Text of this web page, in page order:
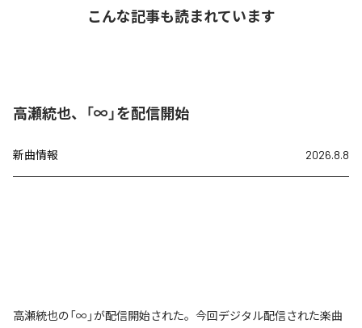
こんな記事も読まれています
高瀬統也、「∞」を配信開始
新曲情報 2026.8.8
高瀬統也の「∞」が配信開始された。今回デジタル配信された楽曲